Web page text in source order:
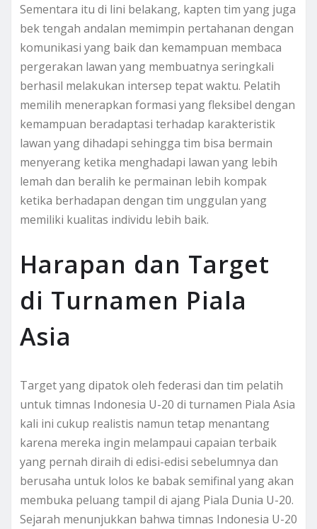
Sementara itu di lini belakang, kapten tim yang juga
bek tengah andalan memimpin pertahanan dengan
komunikasi yang baik dan kemampuan membaca
pergerakan lawan yang membuatnya seringkali
berhasil melakukan intersep tepat waktu. Pelatih
memilih menerapkan formasi yang fleksibel dengan
kemampuan beradaptasi terhadap karakteristik
lawan yang dihadapi sehingga tim bisa bermain
menyerang ketika menghadapi lawan yang lebih
lemah dan beralih ke permainan lebih kompak
ketika berhadapan dengan tim unggulan yang
memiliki kualitas individu lebih baik.
Harapan dan Target
di Turnamen Piala
Asia
Target yang dipatok oleh federasi dan tim pelatih
untuk timnas Indonesia U-20 di turnamen Piala Asia
kali ini cukup realistis namun tetap menantang
karena mereka ingin melampaui capaian terbaik
yang pernah diraih di edisi-edisi sebelumnya dan
berusaha untuk lolos ke babak semifinal yang akan
membuka peluang tampil di ajang Piala Dunia U-20.
Sejarah menunjukkan bahwa timnas Indonesia U-20